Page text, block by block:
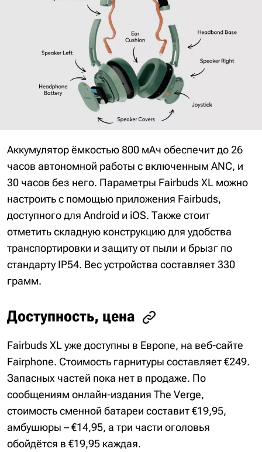
Аккумулятор ёмкостью 800 мАч обеспечит до 26
часов автономной работы с включенным ANC, и
30 часов без него. Параметры Fairbuds XL можно
настроить с помощью приложения Fairbuds,
доступного для Android и iOS. Также стоит
отметить складную конструкцию для удобства
транспортировки и защиту от пыли и брызг по
стандарту IP54. Вес устройства составляет 330
грамм.
Доступность, цена
Fairbuds XL уже доступны в Европе, на веб-сайте
Fairphone. Стоимость гарнитуры составляет €249.
Запасных частей пока нет в продаже. По
сообщениям онлайн-издания The Verge,
стоимость сменной батареи составит €19,95,
амбушюры – €14,95, а три части оголовья
обойдётся в €19,95 каждая.